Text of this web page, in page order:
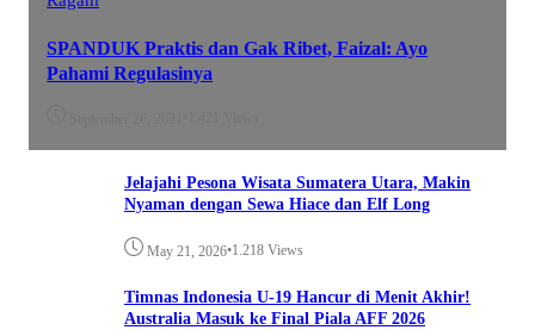
SPANDUK Praktis dan Gak Ribet, Faizal: Ayo
Pahami Regulasinya
Jelajahi Pesona Wisata Sumatera Utara, Makin
Nyaman dengan Sewa Hiace dan Elf Long
May 21, 2026•1.218 Views
Timnas Indonesia U-19 Hancur di Menit Akhir!
Australia Masuk ke Final Piala AFF 2026